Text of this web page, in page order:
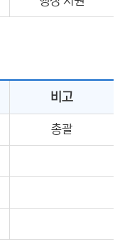
비고
총괄